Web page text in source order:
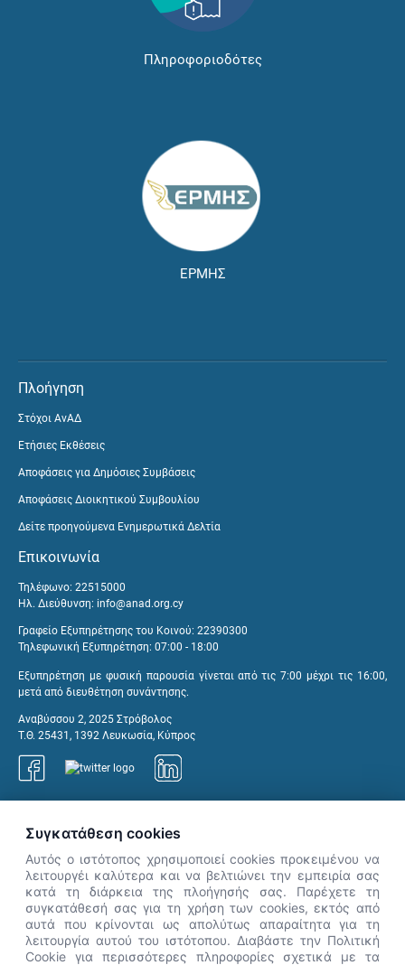
Πληροφοριοδότες
ΕΡΜΗΣ
Πλοήγηση
Στόχοι ΑνΑΔ
Ετήσιες Εκθέσεις
Αποφάσεις για Δημόσιες Συμβάσεις
Αποφάσεις Διοικητικού Συμβουλίου
Δείτε προηγούμενα Ενημερωτικά Δελτία
Επικοινωνία
Τηλέφωνο: 22515000
Ηλ. Διεύθυνση: info@anad.org.cy
Γραφείο Εξυπηρέτησης του Κοινού: 22390300
Τηλεφωνική Εξυπηρέτηση: 07:00 - 18:00
Εξυπηρέτηση με φυσική παρουσία γίνεται από τις 7:00 μέχρι τις 16:00,
μετά από διευθέτηση συνάντησης.
Αναβύσσου 2, 2025 Στρόβολος
Τ.Θ. 25431, 1392 Λευκωσία, Κύπρος
👋 Καλώς ήρθες! Είμαι η Νόησις.
Πες μου πώς μπορώ να σε βοηθήσω
σήμερα.
Συγκατάθεση cookies
Αυτός ο ιστότοπος χρησιμοποιεί cookies προκειμένου να
λειτουργέι καλύτερα και να βελτιώνει την εμπειρία σας
κατά τη διάρκεια της πλοήγησής σας. Παρέχετε τη
συγκατάθεσή σας για τη χρήση των cookies, εκτός από
αυτά που κρίνονται ως απολύτως απαραίτητα για τη
λειτουργία αυτού του ιστότοπου. Διαβάστε την Πολιτική
Cookie για περισσότερες πληροφορίες σχετικά με τα